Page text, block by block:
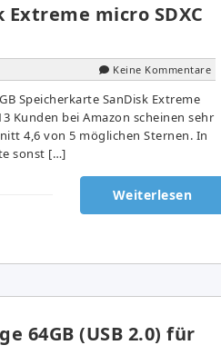
Extreme micro SDXC
Keine Kommentare
Speicherkarte SanDisk Extreme
Kunden bei Amazon scheinen sehr
4,6 von 5 möglichen Sternen. In
sonst […]
Weiterlesen
64GB (USB 2.0) für